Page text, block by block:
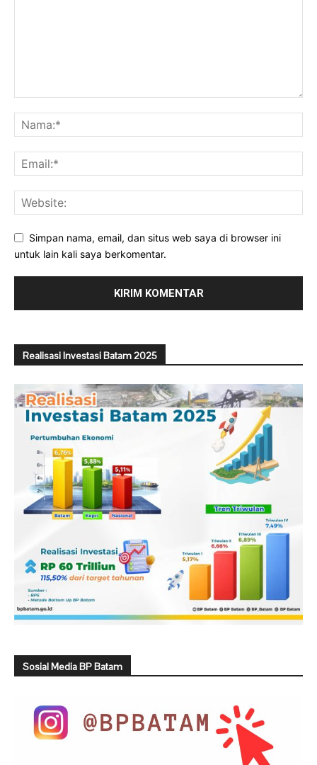
Simpan nama, email, dan situs web saya di browser ini
untuk lain kali saya berkomentar.
Realisasi Investasi Batam 2025
Sosial Media BP Batam